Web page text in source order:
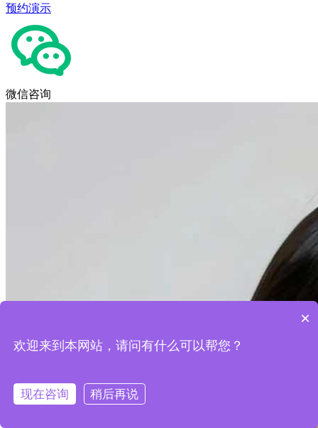
预约演示
微信咨询
×
欢迎来到本网站，请问有什么可以帮您？
现在咨询 稍后再说